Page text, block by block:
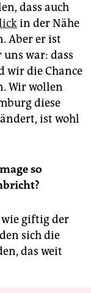
dass auch
in der Nähe
Aber er ist
war: dass
wir die Chance
Wir wollen
diese
ist wohl
so
giftig der
sich die
das weit